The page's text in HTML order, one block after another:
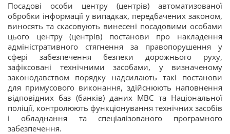
Посадові особи центру (центрів) автоматизованої
обробки інформації у випадках, передбачених законом,
виносять та скасовують винесені посадовими особами
цього центру (центрів) постанови про накладення
адміністративного стягнення за правопорушення у
сфері забезпечення безпеки дорожнього руху,
зафіксовані технічними засобами, у визначеному
законодавством порядку надсилають такі постанови
для примусового виконання, здійснюють наповнення
відповідних баз (банків) даних МВС та Національної
поліції, контролюють функціонування технічних засобів
і обладнання та спеціалізованого програмного
забезпечення.